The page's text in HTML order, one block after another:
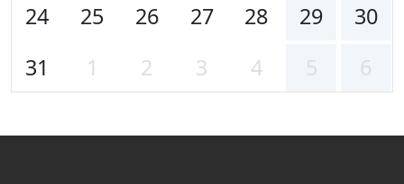
24
25 26 27 28 29
30
31
1 2 3 4 5 6